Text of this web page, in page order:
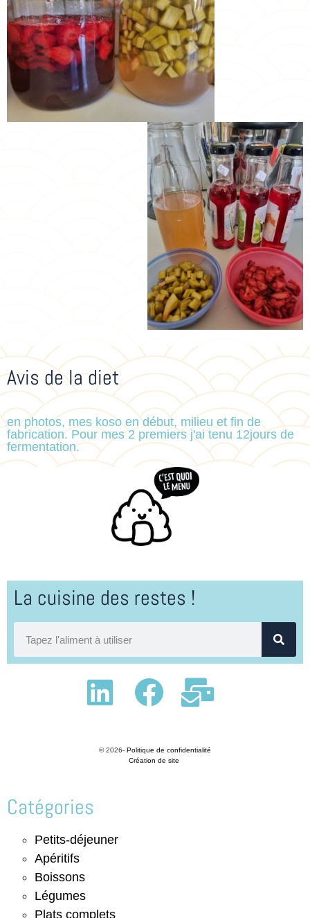
Avis de la diet
en photos, mes koso en début, milieu et fin de
fabrication. Pour mes 2 premiers j'ai tenu 12jours de
fermentation.
Catégories
Petits-déjeuner
Apéritifs
Boissons
Légumes
Plats complets
La cuisine des restes !
© 2026- Politique de confidentialité
Création de site